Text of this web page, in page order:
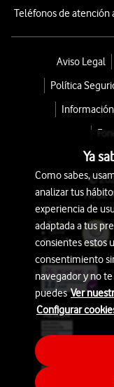
Teléfonos de atención
Aviso Legal
Política
©
Avda.
Ya
Como sabes,
analizar tus
experiencia de
adaptada a tus
consientes estos
consentimiento
navegador y no
puedesVer
Configurar